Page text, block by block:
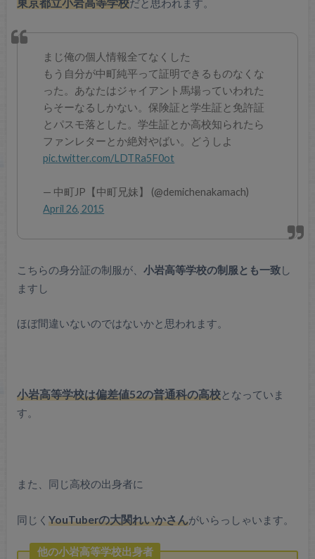
東京都立小岩高等学校だと思われます。
まじ俺の個人情報全てなくした
もう自分が中町純平って証明できるものなくな
った。あなたはジャイアント馬場っていわれた
らそーなるしかない。保険証と学生証と免許証
とパスモ落とした。学生証とか高校知られたら
ファンレターとか絶対やばい。どうしよ
pic.twitter.com/LDTRa5F0ot
— 中町JP【中町兄妹】 (@demichenakamach)
April 26, 2015
こちらの身分証の制服が、 小岩高等学校の制服とも一致し
ますし
ほぼ間違いないのではないかと思われます。
小岩高等学校は偏差値52の普通科の高校となっていま
す。
また、同じ高校の出身者に
同じく YouTuberの大関れいかさんがいらっしゃいます。
他の小岩高等学校出身者